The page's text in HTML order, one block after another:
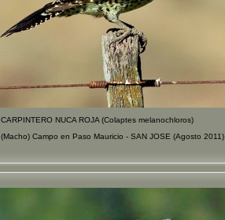
CARPINTERO NUCA ROJA (Colaptes melanochloros)
(Macho) Campo en Paso Mauricio - SAN JOSE (Agosto 2011)